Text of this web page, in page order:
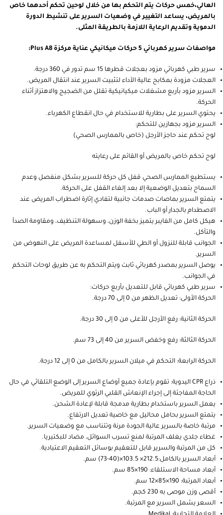
العالي،خمس حركات يتم التحكم بها من خلال لوحين تحكم أحدهما خاص
بالمريض، يساعد التغيير في وضعيات السرير على تنشيط الدورة
الدموية وتقديم الرعاية اللازمة بالطريقة المثلى.
مواصفات سرير كهربائي 5 حركات ميكانيكي عناية مركزة Plus A8:
سرير طبي كهربائي مزود بعجلات قطرها 15 سم تدور في 360 درجة.
العجلات مزودة بمكابح عالية الأداء لتثبيت السرير عند انتقال المريض.
السرير مزود بأربع مشغلات ميكيانيكية تقلل من الضجيج والاهتزاز أثناء
الحركة.
يحتوي السرير على بطارية للاستخدام في حال انقطاع الكهرباء.
السرير مزود بجهازين للتحكم:
لوح تحكم عند حاجز الأرجل (خاص بالممارس الصحي)
لوح تحكم خاص بالمريض أو القائم على رعايته
يستطيع الممارس الصحي قفل كل حركة للسرير بشكل منفصل وعدم
السماح بتعديل الوضعية إلا بعد إلغاء القفل على الحركة.
يتمتع السرير بماصات صدمات جانبية لتفادي إثارة اضطراب المريض عند
الاصطدام بالجدار أو الباب.
هيكل كامل من الفايبر يتميز بخفة الوزن، وسهولة التنظيف، ومقاومة الصدأ
والتآكل.
الجوانب قابلة للنزول أو الطي للأسفل لمساعدة المريض على النهوض من
السرير.
يوصل السرير بمصدر كهربائي ثابت ويتم التحكم به عن طريق لوحات التحكم
في الجوانب.
سرير طبي كهربائي قابل للتعديل بأربع حركات:
الحركة الأولى: تعديل الظهر من 0 إلى 70 درجة.
الحركة الثانية: رفع الأرجل للأعلى من 0 إلى 30 درجة.
الحركة الثالثة: رفع وخفض السرير من 40 إلى 73 سم.
الحركة الرابعة: التحكم في ميلان السرير بالكامل من 0 إلى 12 درجة.
ذراع CPR اليدوية: تقوم بإعادة جميع أوضاع السرير إلى الوضع التلقائي في حال
الحاجة المفاجئة إلى إجراء الإنعاش القلبي الرئوي للمريض.
يعمل السرير باستخدام بطارية مدمجة قابلة لإعادة الشحن.
يتمتع السرير بحامل محاليل مع خاصية تعديل الارتفاع.
مرتبة خاصة بالسرير عالية الجودة مرنة وتتناسب مع وضعيات السرير.
غطاء جلدي يغلف المرتبة لمنع تسرب السوائل، مضاد للبكتيريا.
كل من المرتبة والسرير قابل للتعقيم بوسائل التعقيم الاعتيادية.
أبعاد السرير بالكامل:212.5× 103.5×(40-73) سم.
أبعاد مساحة الاستلقاء: 190×85 سم.
أبعاد المرتبة: 190×85×12 سم.
أقصى وزن موصى به 230 كجم.
السعر يشمل السرير مع المرتبة.